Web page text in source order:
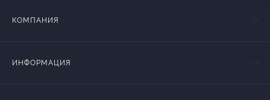
КОМПАНИЯ
ИНФОРМАЦИЯ